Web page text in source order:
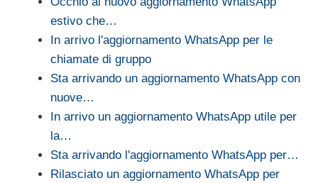
estivo che…
In arrivo l'aggiornamento WhatsApp per le
chiamate di gruppo
Sta arrivando un aggiornamento WhatsApp con
nuove…
In arrivo un aggiornamento WhatsApp utile per
la…
Sta arrivando l'aggiornamento WhatsApp per…
Rilasciato un aggiornamento WhatsApp per